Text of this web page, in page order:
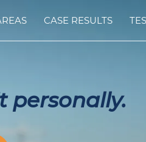
CASE RESULTS
personally.